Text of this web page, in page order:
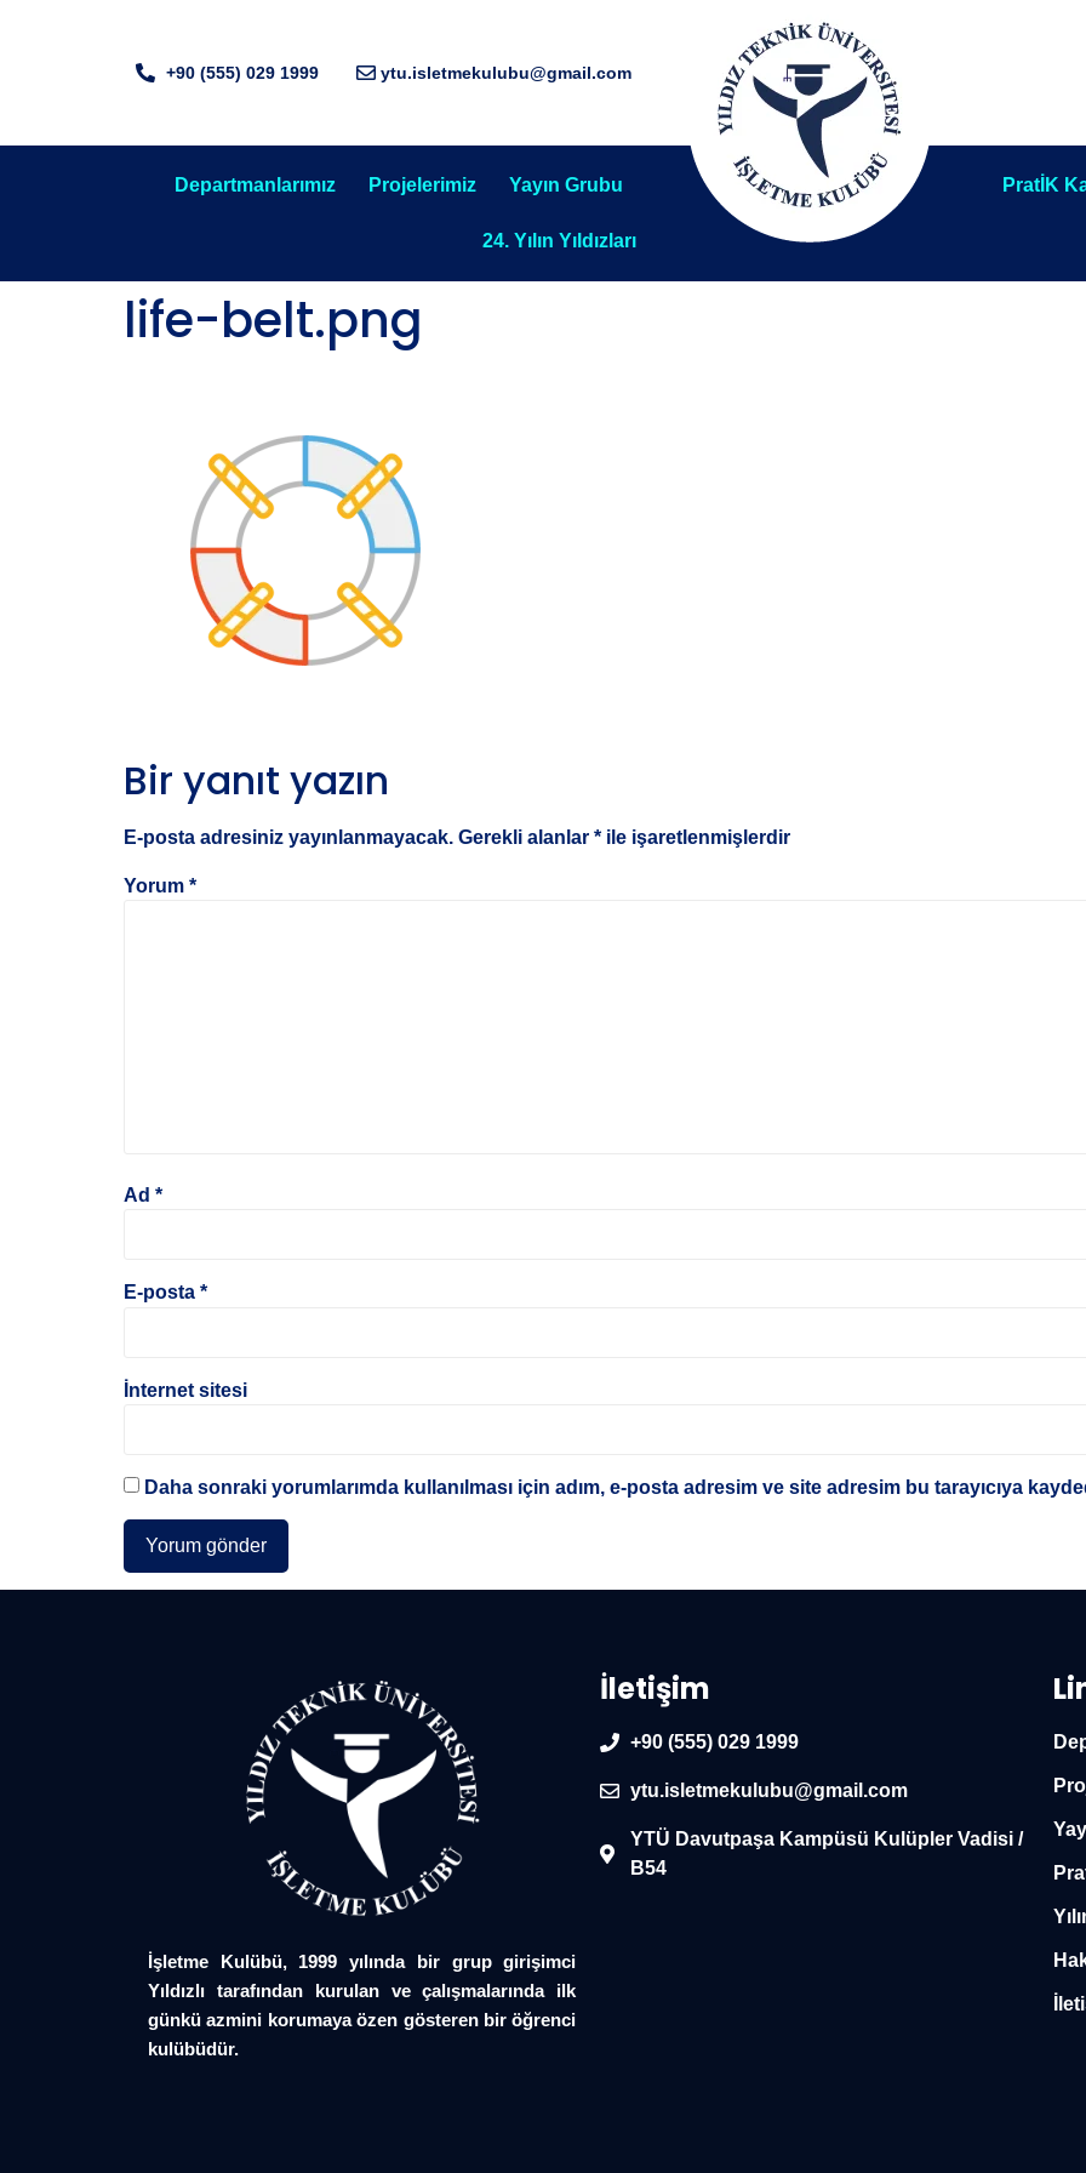
+90 (555) 029 1999 ytu.isletmekulubu@gmail.com
Departmanlarımız Projelerimiz Yayın Grubu
24. Yılın Yıldızları
PratİK
life-belt.png
Bir yanıt yazın
E-posta adresiniz yayınlanmayacak. Gerekli alanlar * ile işaretlenmişlerdir
Yorum *
Ad *
E-posta *
İnternet sitesi
Daha sonraki yorumlarımda kullanılması için adım, e-posta adresim ve site adresim bu tarayıcıya
İşletme Kulübü, 1999 yılında bir grup girişimci
Yıldızlı tarafından kurulan ve çalışmalarında ilk
günkü azmini korumaya özen gösteren bir öğrenci
kulübüdür.
İletişim
+90 (555) 029 1999
ytu.isletmekulubu@gmail.com
YTÜ Davutpaşa Kampüsü Kulüpler Vadisi /
B54